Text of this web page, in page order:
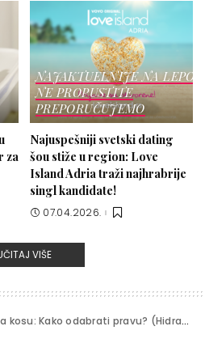
za
NAJAKTUELNIJE NA
NE PROPUSTITE
PREPORUČUJEMO
Najuspešniji svetski dating
šou stiže u region: Love
Island Adria traži najhrabrije
singl kandidate!
07.04.2026.
VIŠE
Kako odabrati pravu? (Hidratantna vs. Proteinska nega)